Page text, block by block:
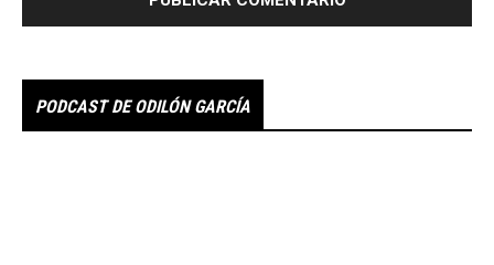
PODCAST DE ODILÓN GARCÍA